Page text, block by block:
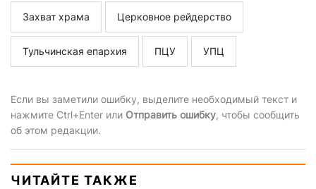
Захват храма Церковное рейдерство
Тульчинская епархия ПЦУ УПЦ
Если вы заметили ошибку, выделите необходимый текст и
нажмите Ctrl+Enter или Отправить ошибку, чтобы сообщить
об этом редакции.
ЧИТАЙТЕ ТАКЖЕ